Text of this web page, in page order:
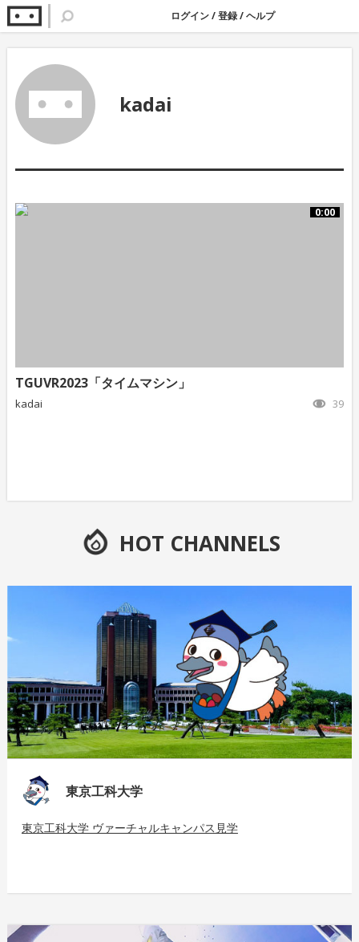
ログイン/登録/ヘルプ
kadai
0:00
TGUVR2023「タイムマシン」
kadai 39
HOT CHANNELS
東京工科大学
東京工科大学 ヴァーチャルキャンパス見学